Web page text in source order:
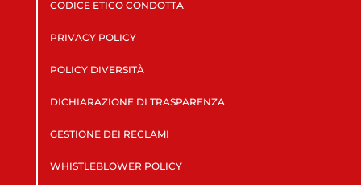
CODICE ETICO CONDOTTA
PRIVACY POLICY
POLICY DIVERSITÀ
DICHIARAZIONE DI TRASPARENZA
GESTIONE DEI RECLAMI
WHISTLEBLOWER POLICY